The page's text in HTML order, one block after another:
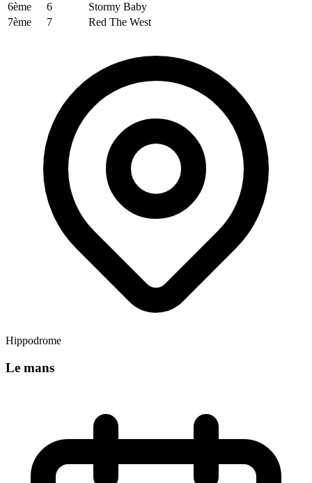
6ème
6
Stormy Baby
7ème
7 Red The West
Hippodrome
Le mans